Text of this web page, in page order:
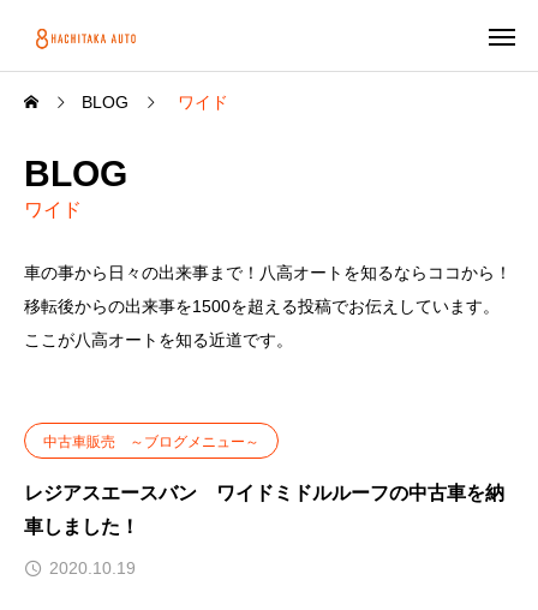
BLOG ワイド
BLOG
ワイド
車の事から日々の出来事まで！八高オートを知るならココから！
移転後からの出来事を1500を超える投稿でお伝えしています。
ここが八高オートを知る近道です。
中古車販売 ～ブログメニュー～
レジアスエースバン ワイドミドルルーフの中古車を納
車しました！
2020.10.19